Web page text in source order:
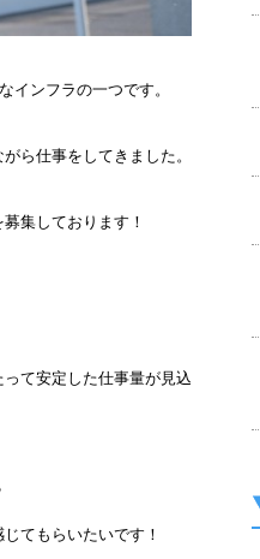
インフラの一つです。
ら仕事をしてきました。
集しております！
て安定した仕事量が見込
てもらいたいです！